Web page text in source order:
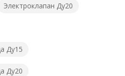
Электроклапан Ду20
Ду15
Ду20